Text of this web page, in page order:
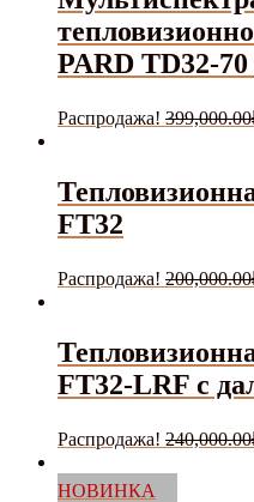
PARD TD32-70
Распродажа! 399,000.00
FT32
Распродажа! 200,000.00
FT32-LRF с
Распродажа! 240,000.00
НОВИНКА